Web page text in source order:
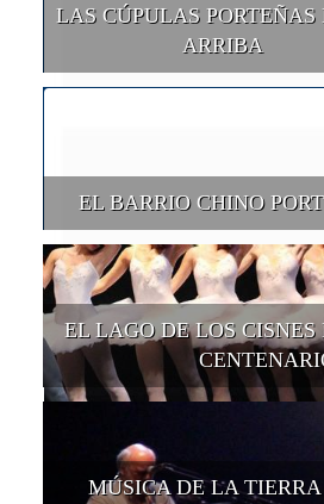
LAS CÚPULAS PORTEÑAS
ARRIBA
EL BARRIO CHINO
EL LAGO DE LOS CISNES
MÚSICA DE LA